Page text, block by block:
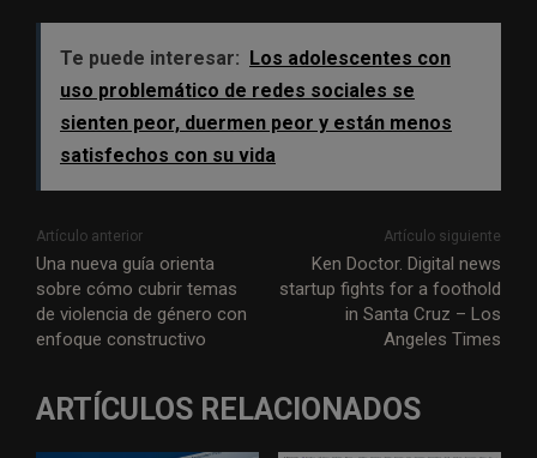
Te puede interesar:
Los adolescentes con
uso problemático de redes sociales se
sienten peor, duermen peor y están menos
satisfechos con su vida
Artículo anterior
Una nueva guía orienta
sobre cómo cubrir temas
de violencia de género con
enfoque constructivo
Artículo siguiente
Ken Doctor. Digital news
startup fights for a foothold
in Santa Cruz – Los
Angeles Times
ARTÍCULOS RELACIONADOS